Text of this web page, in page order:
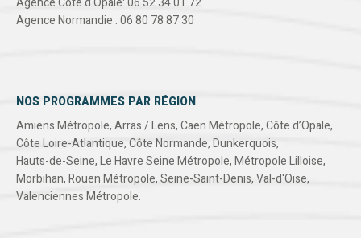
Agence Normandie : 06 80 78 87 30
NOS PROGRAMMES PAR RÉGION
Amiens Métropole,Arras / Lens,Caen Métropole,Côte d’Opale,
Côte Loire-Atlantique,Côte Normande,Dunkerquois,
Hauts-de-Seine,Le Havre Seine Métropole,Métropole Lilloise,
Morbihan,Rouen Métropole,Seine-Saint-Denis,Val-d'Oise,
Valenciennes Métropole.